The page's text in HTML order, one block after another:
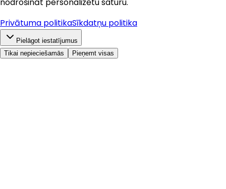
nodrošināt personalizētu saturu.
Privātuma politikaSīkdatņu politika
Pielāgot iestatījumus
Tikai nepieciešamās
Pieņemt visas